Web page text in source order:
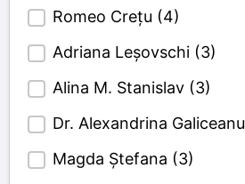
Romeo Crețu (4)
Adriana Leșovschi (3)
Alina M. Stanislav (3)
Dr. Alexandrina Galiceanu
Magda Ștefana (3)